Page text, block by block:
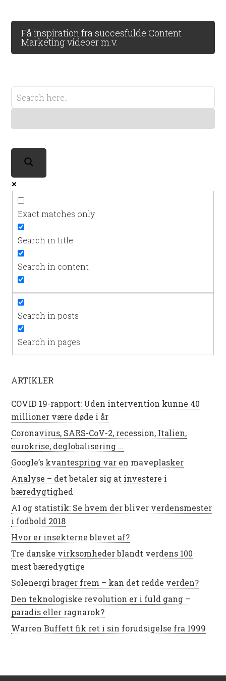
Få inspiration fra succesfulde Content
Marketing videoer m.v.
Exact matches only
Search in title
Search in content
Search in posts
Search in pages
ARTIKLER
COVID 19-rapport: Uden intervention kunne 40
millioner være døde i år
Coronavirus, SARS-CoV-2, recession, Italien,
eurokrise, deglobalisering …
Google’s kvantespring var en maveplasker
Analyse – det betaler sig at investere i
bæredygtighed
AI og statistik: Se hvem der bliver verdensmester
i fodbold 2018
Hvor er insekterne blevet af?
Tre danske virksomheder blandt verdens 100
mest bæredygtige
Solenergi brager frem – kan det redde verden?
Den teknologiske revolution er i fuld gang –
paradis eller ragnarok?
Warren Buffett fik ret i sin forudsigelse fra 1999